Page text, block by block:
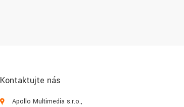
Kontaktujte nás
Apollo Multimedia s.r.o.,